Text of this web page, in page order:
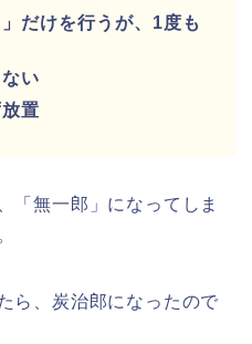
だけを行うが、1度も
い
置
無一郎」になってしま
ら、炭治郎になったので